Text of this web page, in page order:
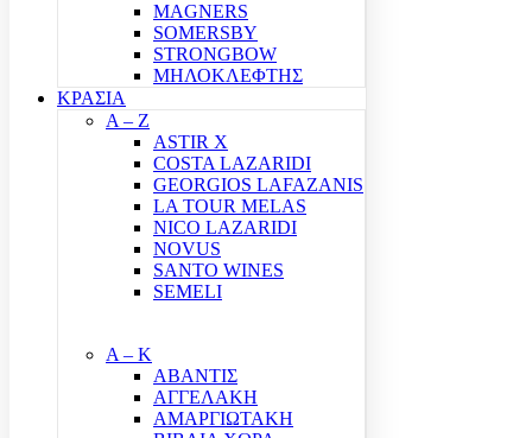
MAGNERS
SOMERSBY
STRONGBOW
ΜΗΛΟΚΛΕΦΤΗΣ
ΚΡΑΣΙΑ
A – Z
ASTIR X
COSTA LAZARIDI
GEORGIOS LAFAZANIS
LA TOUR MELAS
NICO LAZARIDI
NOVUS
SANTO WINES
SEMELI
Α – Κ
ΑΒΑΝΤΙΣ
ΑΓΓΕΛΑΚΗ
ΑΜΑΡΓΙΩΤΑΚΗ